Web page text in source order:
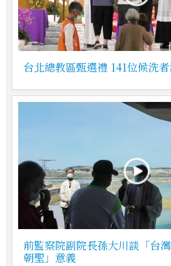
台北總教區甄選禮 141位候洗
前監察院副院長孫大川談「台
朝聖」意義